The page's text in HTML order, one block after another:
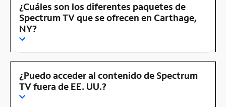
¿Cuáles son los diferentes paquetes de
Spectrum TV que se ofrecen en Carthage,
NY?
¿Puedo acceder al contenido de Spectrum
TV fuera de EE. UU.?